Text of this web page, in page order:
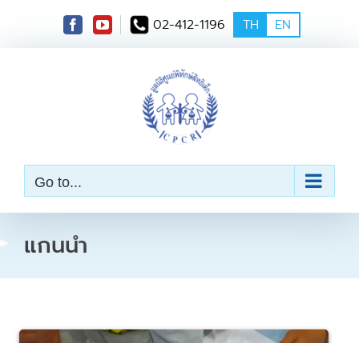
t
02-412-1196 TH EN
Go to...
แกนนำ